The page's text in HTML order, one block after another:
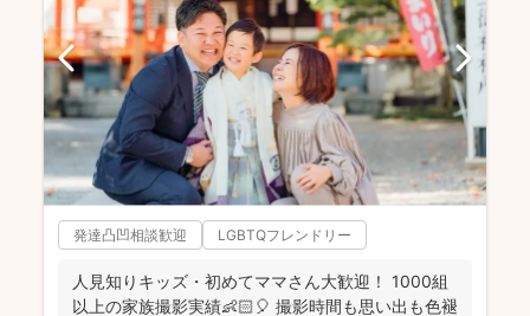
発達凸凹相談歓迎 LGBTQフレンドリー
人見知りキッズ・初めてママさん大歓迎！ 1000組
以上の家族撮影実績👶🏻🎈 撮影時間も思い出も色褪